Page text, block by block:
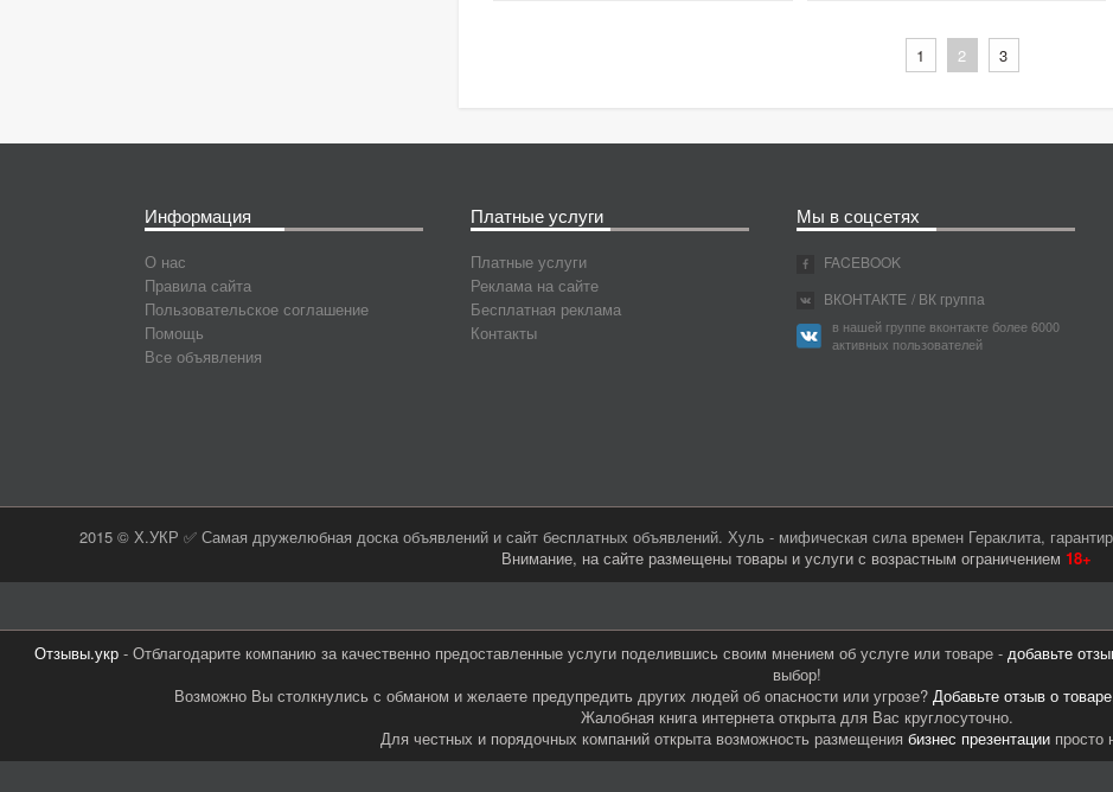
1 2 3
Информация
О нас
Правила сайта
Пользовательское соглашение
Помощь
Все объявления
Платные услуги
Платные услуги
Реклама на сайте
Бесплатная реклама
Контакты
Мы в соцсетях
FACEBOOK
ВКОНТАКТЕ / ВК группа
в нашей группе вконтакте более 6000
активных пользователей
2015 © Х.УКР ✅ Самая дружелюбная доска объявлений и сайт бесплатных объявлений. Хуль - мифическая сила времен Гераклита,
Внимание, на сайте размещены товары и услуги с возрастным ограничением 18+
Отзывы.укр- Отблагодарите компанию за качественно предоставленные услуги поделившись своим мнением об услуге или товаре - добавьте
выбор!
Возможно Вы столкнулись с обманом и желаете предупредить других людей об опасности или угрозе? Добавьте отзыв о
Жалобная книга интернета открыта для Вас круглосуточно.
Для честных и порядочных компаний открыта возможность размещения бизнес презентациипросто